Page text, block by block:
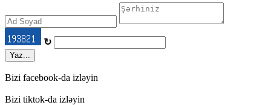
↻
Yaz...
Bizi facebook-da izləyin
Bizi tiktok-da izləyin